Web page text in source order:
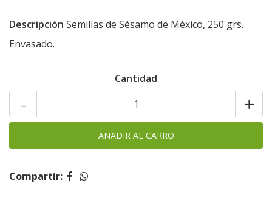
Descripción Semillas de Sésamo de México, 250 grs.
Envasado.
Cantidad
+
-
Compartir: